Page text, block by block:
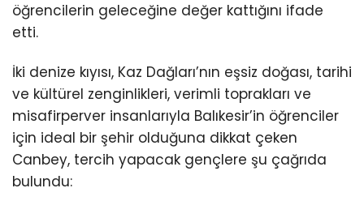
öğrencilerin geleceğine değer kattığını ifade
etti.
İki denize kıyısı, Kaz Dağları’nın eşsiz doğası, tarihi
ve kültürel zenginlikleri, verimli toprakları ve
misafirperver insanlarıyla Balıkesir’in öğrenciler
için ideal bir şehir olduğuna dikkat çeken
Canbey, tercih yapacak gençlere şu çağrıda
bulundu: